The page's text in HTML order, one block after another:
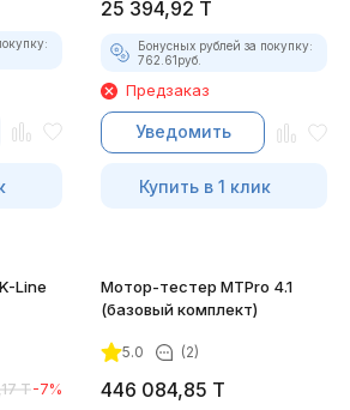
25 394,92 T
Бонусных рублей за покупку:
762.61руб.
Предзаказ
Уведомить
Купить в 1 клик
Line
T-7%
Мотор-тестер MTPro 4.1
(базовый комплект)
5.0 (2)
446 084,85 T